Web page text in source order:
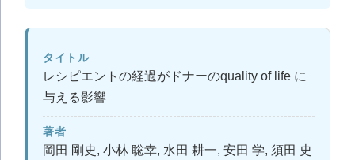
タイトル
レシピエントの経過がドナーのquality of life に
与える影響
著者
岡田 剛史, 小林 聡幸, 水田 耕一, 安田 学, 須田 史